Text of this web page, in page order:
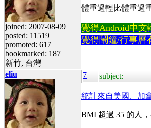
joined: 2007-08-09
posted: 11519
promoted: 617
bookmarked: 187
新竹, 台灣
體重過輕比體重過
覺得Android中
覺得鬧鐘/行事曆
eliu 7 subject:
統計來自美國、加
BMI 超過 35 的人